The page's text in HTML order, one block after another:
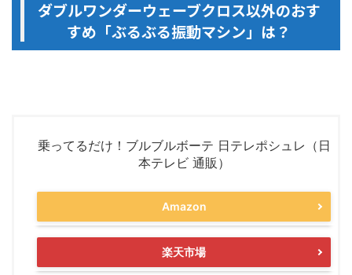
ダブルワンダーウェーブクロス以外のおす
すめ「ぶるぶる振動マシン」は？
乗ってるだけ！ブルブルボーテ 日テレポシュレ（日
本テレビ 通販）
Amazon
楽天市場